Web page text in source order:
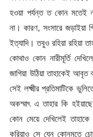
হওয়া পর্যন্ত ত কোন মতেই
না। কারণ, সংসারে জড়াইয়া
ইত্যাদি। তবুও রহিয়া রহিয়া
কোথাও কোন নারীমূর্তি
জাগিয়া উঠিয়া তাহাকেই
সেই লক্ষ্মীর প্রতিমাটিকে
অকস্মাৎ এ তাহার কি
কোন মেয়ে দেখিলেই তাহাকে
করিয়াও সে যেন কোনমতে